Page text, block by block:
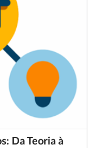
Da Teoria à